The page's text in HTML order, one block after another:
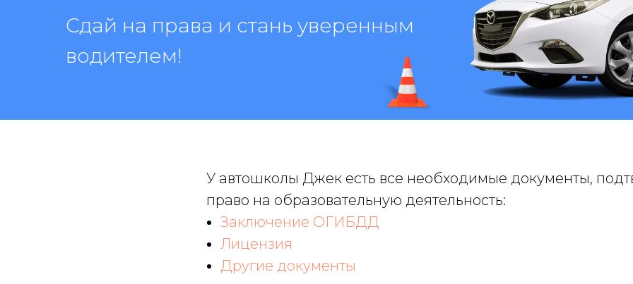
Сдай на права и стань уверенным
водителем!
У автошколы Джек есть все необходимые документы,
право на образовательную деятельность:
Заключение ОГИБДД
Лицензия
Другие документы